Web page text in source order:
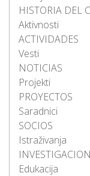
HISTORIA DEL
Aktivnosti
ACTIVIDADES
Vesti
NOTICIAS
Projekti
PROYECTOS
Saradnici
SOCIOS
Istraživanja
Edukacija